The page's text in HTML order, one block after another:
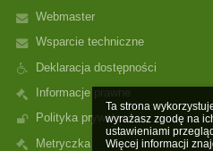
Ta strona
wyrażasz zgodę na
ustawieniami
Więcej informacji
Webmaster
Wsparcie techniczne
Deklaracja dostępności
Informacje prawne
Polityka prywatności
Metryczka